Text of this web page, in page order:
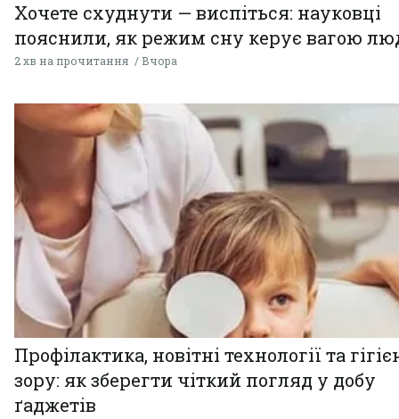
Хочете схуднути — виспіться: науковці
пояснили, як режим сну керує вагою
2 хв на прочитання Вчора
Профілактика, новітні технології та
зору: як зберегти чіткий погляд у добу
ґаджетів